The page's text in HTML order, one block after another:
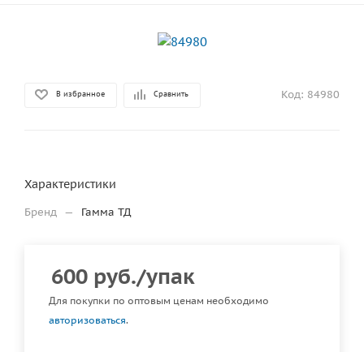
В избранное Сравнить Код: 84980
Характеристики
Бренд — Гамма ТД
600 руб./упак
Для покупки по оптовым ценам необходимо
авторизоваться.